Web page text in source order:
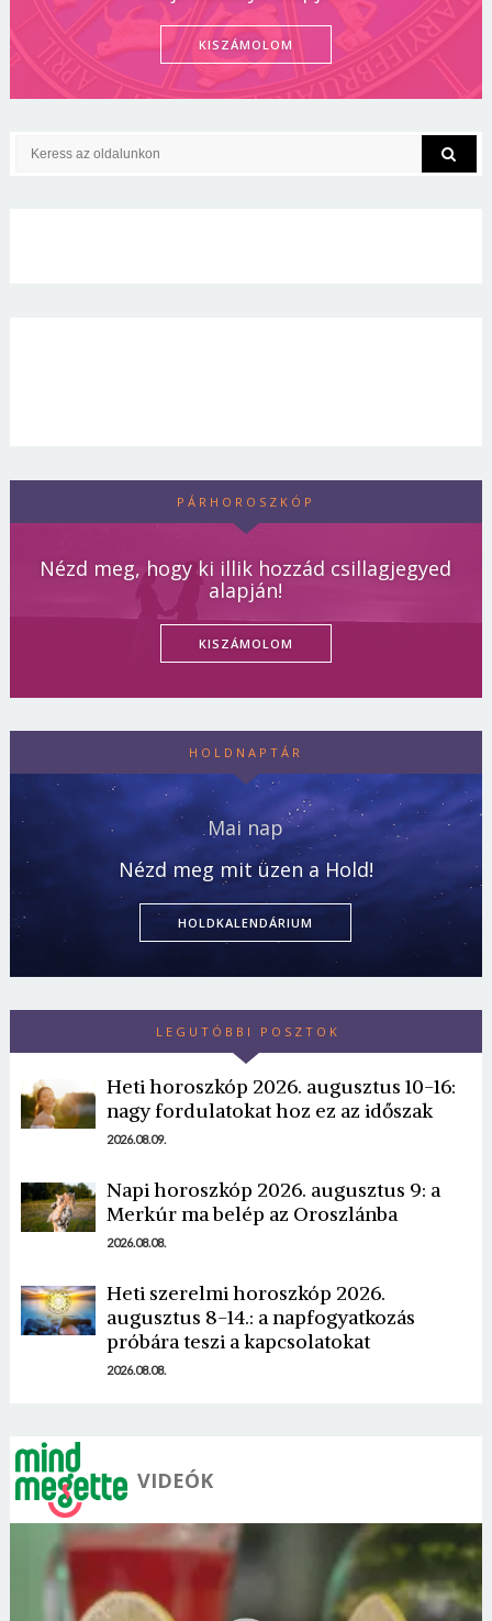
KISZÁMOLOM
PÁRHOROSZKÓP
Nézd meg, hogy ki illik hozzád csillagjegyed
alapján!
KISZÁMOLOM
HOLDNAPTÁR
Mai nap
Nézd meg mit üzen a Hold!
HOLDKALENDÁRIUM
LEGUTÓBBI POSZTOK
Heti horoszkóp 2026. augusztus 10-16:
nagy fordulatokat hoz ez az időszak
2026.08.09.
Napi horoszkóp 2026. augusztus 9: a
Merkúr ma belép az Oroszlánba
2026.08.08.
Heti szerelmi horoszkóp 2026.
augusztus 8-14.: a napfogyatkozás
próbára teszi a kapcsolatokat
2026.08.08.
VIDEÓK